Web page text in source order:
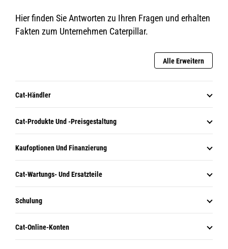
Hier finden Sie Antworten zu Ihren Fragen und erhalten
Fakten zum Unternehmen Caterpillar.
Alle Erweitern
Cat-Händler
Cat-Produkte Und -Preisgestaltung
Kaufoptionen Und Finanzierung
Cat-Wartungs- Und Ersatzteile
Schulung
Cat-Online-Konten